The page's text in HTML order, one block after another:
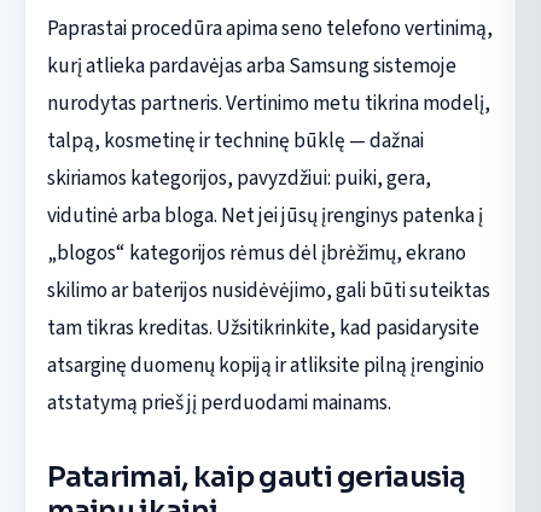
Paprastai procedūra apima seno telefono vertinimą,
kurį atlieka pardavėjas arba Samsung sistemoje
nurodytas partneris. Vertinimo metu tikrina modelį,
talpą, kosmetinę ir techninę būklę — dažnai
skiriamos kategorijos, pavyzdžiui: puiki, gera,
vidutinė arba bloga. Net jei jūsų įrenginys patenka į
„blogos“ kategorijos rėmus dėl įbrėžimų, ekrano
skilimo ar baterijos nusidėvėjimo, gali būti suteiktas
tam tikras kreditas. Užsitikrinkite, kad pasidarysite
atsarginę duomenų kopiją ir atliksite pilną įrenginio
atstatymą prieš jį perduodami mainams.
Patarimai, kaip gauti geriausią